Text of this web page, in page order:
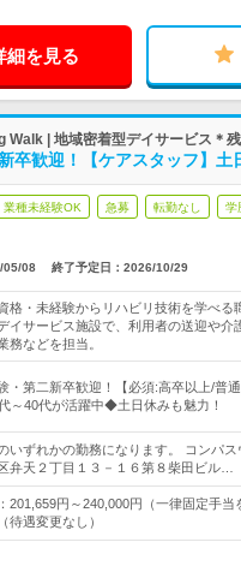
細を見る
Walk | 地域密着型デイサービス＊
卒歓迎！【ケアスタッフ】土
業種未経験OK 急募 転勤なし 学
05/08 終了予定日： 2026/10/29
資格・未経験からリハビリ技術を学べ
イサービス施設で、利用者の送迎や介
務などを担当。
・第二新卒歓迎！【必須:高卒以上/普通
～40代が活躍中◆土日休みも魅力！
いずれかの勤務になります。 コンパス
弁天２丁目１３－１６第８柴田ビル…
201,659円～240,000円（一律固定手当
待遇変更なし）